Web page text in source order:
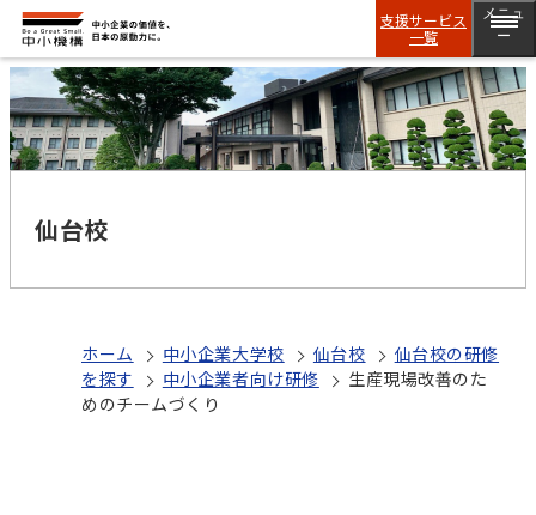
支援サービス
一覧
メニュ
ー
仙台校
ホーム 中小企業大学校 仙台校
仙台校の研修
を探す
中小企業者向け研修
生産現場改善のた
めのチームづくり